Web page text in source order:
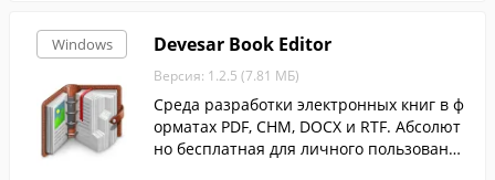
Windows Devesar Book Editor
Версия: 1.2.5 (7.81 МБ)
Среда разработки электронных книг в ф
орматах PDF, CHM, DOCX и RTF. Абсолют
но бесплатная для личного пользовани